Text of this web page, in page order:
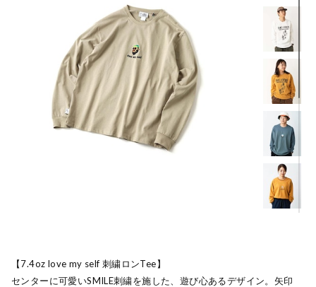
【7.4oz love my self 刺繍ロンTee】
センターに可愛いSMILE刺繍を施した、遊び心あるデザイン。矢印